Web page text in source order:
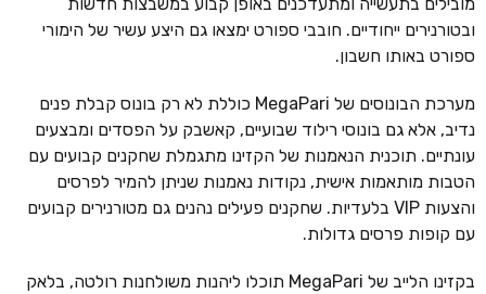
מובילים בתעשייה ומתעדכנים באופן קבוע במשבצות חדשות
ובטורנירים ייחודיים. חובבי ספורט ימצאו גם היצע עשיר של הימורי
ספורט באותו חשבון.
מערכת הבונוסים של MegaPari כוללת לא רק בונוס קבלת פנים
נדיב, אלא גם בונוסי רילוד שבועיים, קאשבק על הפסדים ומבצעים
עונתיים. תוכנית הנאמנות של הקזינו מתגמלת שחקנים קבועים עם
הטבות מותאמות אישית, נקודות נאמנות שניתן להמיר לפרסים
והצעות VIP בלעדיות. שחקנים פעילים נהנים גם מטורנירים קבועים
עם קופות פרסים גדולות.
בקזינו הלייב של MegaPari תוכלו ליהנות משולחנות רולטה, בלאק